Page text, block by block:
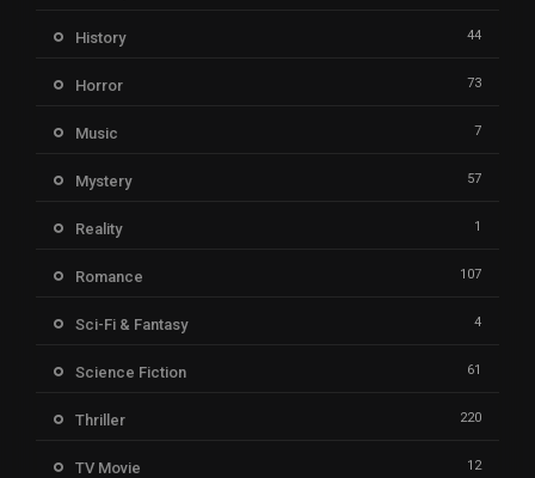
History 44
Horror 73
Music 7
Mystery 57
Reality 1
Romance 107
Sci-Fi & Fantasy 4
Science Fiction 61
Thriller 220
TV Movie 12